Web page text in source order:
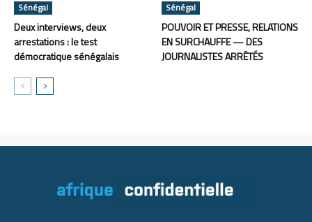
Sénégal
Deux interviews, deux
arrestations : le test
démocratique sénégalais
Sénégal
POUVOIR ET PRESSE, RELATIONS
EN SURCHAUFFE — DES
JOURNALISTES ARRÊTÉS